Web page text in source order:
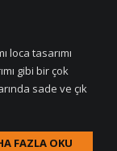
loca tasarımı
gibi bir çok
sade ve çık
FAZLA OKU